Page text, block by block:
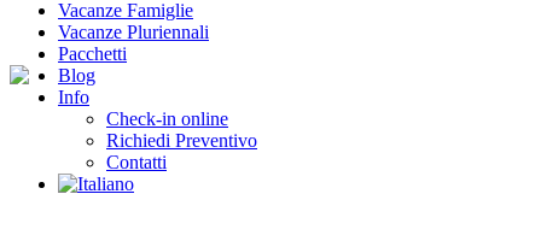
Vacanze Famiglie
Vacanze Pluriennali
Pacchetti
Blog
Info
Check-in online
Richiedi Preventivo
Contatti